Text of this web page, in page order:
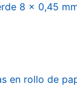
8 x 0,45
en rollo de